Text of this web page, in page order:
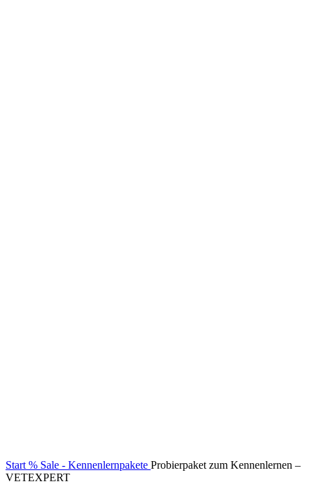
Start % Sale - Kennenlernpakete Probierpaket zum Kennenlernen –
VETEXPERT